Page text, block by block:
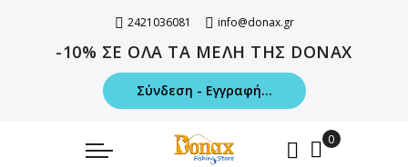
2421036081 info@donax.gr
-10% ΣΕ ΟΛΑ ΤΑ ΜΕΛΗ ΤΗΣ DONAX
Σύνδεση - Εγγραφή...